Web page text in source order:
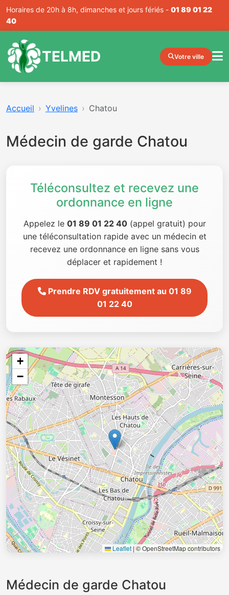
Horaires de 20h à 8h, dimanches et jours fériés - 01 89 01 22
40
TELMED Votre ville
Accueil Yvelines Chatou
Médecin de garde Chatou
Téléconsultez et recevez une
ordonnance en ligne
Appelez le 01 89 01 22 40(appel gratuit) pour
une téléconsultation rapide avec un médecin et
recevez une ordonnance en ligne sans vous
déplacer et rapidement !
Prendre RDV gratuitement au 01 89
01 22 40
+
−
Leaflet|© OpenStreetMap contributors
Médecin de garde Chatou